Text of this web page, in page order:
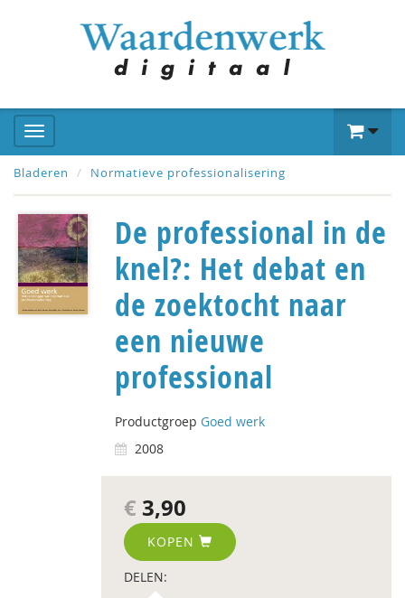
Bladeren Normatieve professionalisering
De professional in de
knel?: Het debat en
de zoektocht naar
een nieuwe
professional
Productgroep Goed werk
2008
€ 3,90
KOPEN
DELEN: